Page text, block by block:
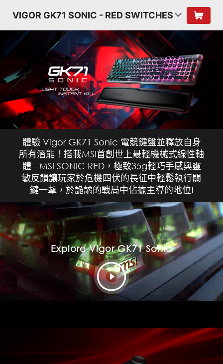
VIGOR GK71 SONIC - RED SWITCHES
體驗 Vigor GK71 Sonic 電競鍵盤並釋放自身
所有潛能！搭載MSI首創世上最輕機械式線性軸
體 - MSI SONIC RED，極致35g輕巧手感與靈
敏反饋讓玩家於危機四伏的長征中輕鬆執行關
鍵一擊，於詭譎的戰局中佔據主導的地位!
Explore Vigor GK71 Sonic